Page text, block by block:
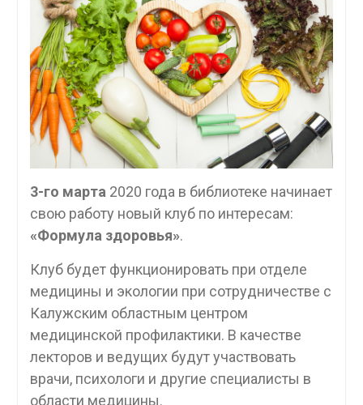
3-го марта 2020 года в библиотеке начинает
свою работу новый клуб по интересам:
«Формула здоровья».
Клуб будет функционировать при отделе
медицины и экологии при сотрудничестве с
Калужским областным центром
медицинской профилактики. В качестве
лекторов и ведущих будут участвовать
врачи, психологи и другие специалисты в
области медицины.